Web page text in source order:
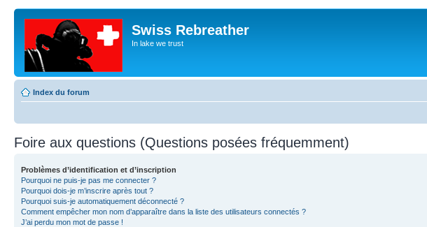
Swiss Rebreather
In lake we trust
Index du forum
Foire aux questions (Questions posées fréquemment)
Problèmes d’identification et d’inscription
Pourquoi ne puis-je pas me connecter ?
Pourquoi dois-je m’inscrire après tout ?
Pourquoi suis-je automatiquement déconnecté ?
Comment empêcher mon nom d’apparaître dans la liste des utilisateurs connectés ?
J’ai perdu mon mot de passe !